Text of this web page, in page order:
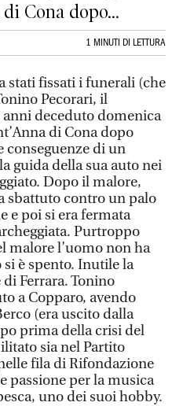
Cona dopo...
1 MINUTI DI LETTURA
stati fissati i funerali (che
Pecorari, il
deceduto domenica
di Cona dopo
conseguenze di un
guida della sua auto nei
Dopo il malore,
sbattuto contro un palo
e poi si era fermata
Purtroppo
malore l’uomo non ha
è spento. Inutile la
di Ferrara. Tonino
a Copparo, avendo
(era uscito dalla
prima della crisi del
sia nel Partito
fila di Rifondazione
passione per la musica
uno dei suoi hobby.